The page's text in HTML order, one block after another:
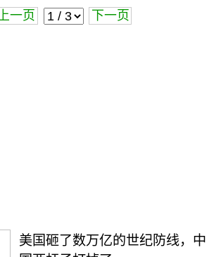
一页 下一页
美国砸了数万亿的世纪防线，中